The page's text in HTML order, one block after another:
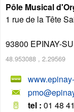
Pôle Musical
1 rue de la Tête
93800 EPINAY-
48.953088 , 2.29569
tel : 01 48